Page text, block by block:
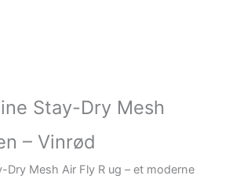
Stay-Dry Mesh
– Vinrød
Dry Mesh Air Fly R ug – et moderne